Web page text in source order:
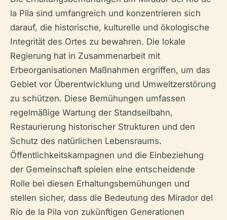
la Pila sind umfangreich und konzentrieren sich
darauf, die historische, kulturelle und ökologische
Integrität des Ortes zu bewahren. Die lokale
Regierung hat in Zusammenarbeit mit
Erbeorganisationen Maßnahmen ergriffen, um das
Gebiet vor Überentwicklung und Umweltzerstörung
zu schützen. Diese Bemühungen umfassen
regelmäßige Wartung der Standseilbahn,
Restaurierung historischer Strukturen und den
Schutz des natürlichen Lebensraums.
Öffentlichkeitskampagnen und die Einbeziehung
der Gemeinschaft spielen eine entscheidende
Rolle bei diesen Erhaltungsbemühungen und
stellen sicher, dass die Bedeutung des Mirador del
Río de la Pila von zukünftigen Generationen